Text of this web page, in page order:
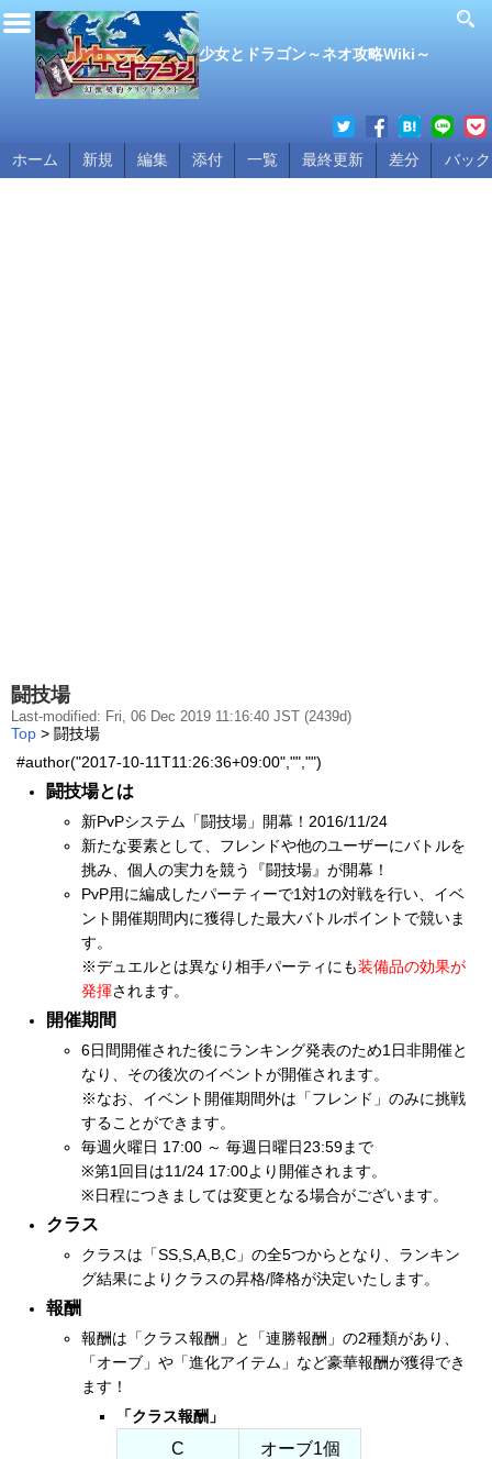
少女とドラゴン～ネオ攻略Wiki～
ホーム 新規 編集 添付 一覧 最終更新 差分 バッ
闘技場
Last-modified: Fri, 06 Dec 2019 11:16:40 JST (2439d)
Top > 闘技場
#author("2017-10-11T11:26:36+09:00","","")
闘技場とは
新PvPシステム「闘技場」開幕！2016/11/24
新たな要素として、フレンドや他のユーザーにバトルを
挑み、個人の実力を競う『闘技場』が開幕！
PvP用に編成したパーティーで1対1の対戦を行い、イベ
ント開催期間内に獲得した最大バトルポイントで競いま
す。
※デュエルとは異なり相手パーティにも装備品の効果が
発揮されます。
開催期間
6日間開催された後にランキング発表のため1日非開催と
なり、その後次のイベントが開催されます。
※なお、イベント開催期間外は「フレンド」のみに挑戦
することができます。
毎週火曜日 17:00 ～ 毎週日曜日23:59まで
※第1回目は11/24 17:00より開催されます。
※日程につきましては変更となる場合がございます。
クラス
クラスは「SS,S,A,B,C」の全5つからとなり、ランキン
グ結果によりクラスの昇格/降格が決定いたします。
報酬
報酬は「クラス報酬」と「連勝報酬」の2種類があり、
「オーブ」や「進化アイテム」など豪華報酬が獲得でき
ます！
「クラス報酬」
C オーブ1個